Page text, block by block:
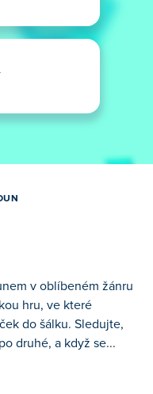
v oblíbeném žánru
hru, ve které
do šálku. Sledujte,
druhé, a když se...